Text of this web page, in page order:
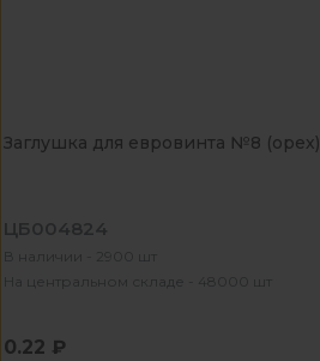
Заглушка для евровинта №8 (орех)
ЦБ004824
В наличии - 2900 шт
На центральном складе - 48000 шт
0.22 ₽